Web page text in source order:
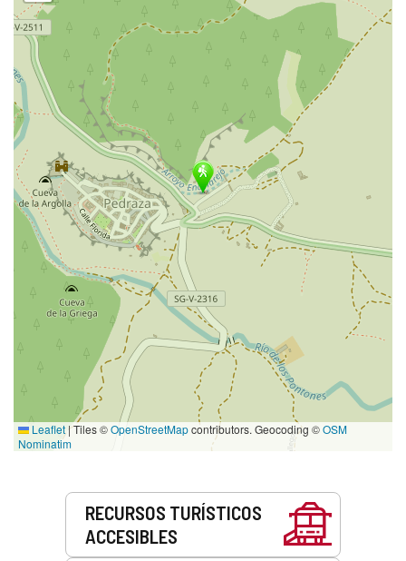
Leaflet|Tiles ©OpenStreetMapcontributors. Geocoding ©OSM
Nominatim
RECURSOS TURÍSTICOS
ACCESIBLES